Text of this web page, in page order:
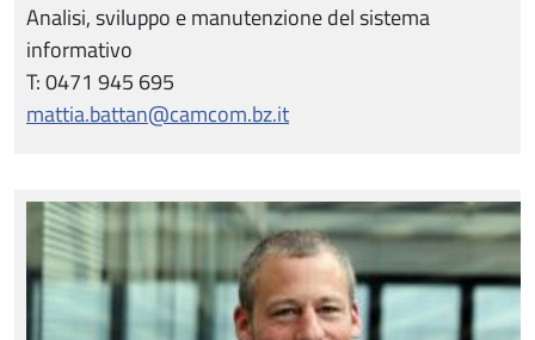
Analisi, sviluppo e manutenzione del sistema
informativo
T: 0471 945 695
mattia.battan@camcom.bz.it